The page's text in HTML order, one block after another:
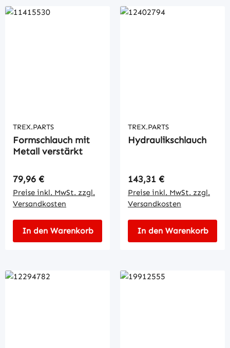
TREX.PARTS
Formschlauch mit
Metall verstärkt
Regulärer Preis:
79,96 €
Preise inkl. MwSt. zzgl.
Versandkosten
In den Warenkorb
TREX.PARTS
Hydraulikschlauch
Regulärer Preis:
143,31 €
Preise inkl. MwSt. zzgl.
Versandkosten
In den Warenkorb